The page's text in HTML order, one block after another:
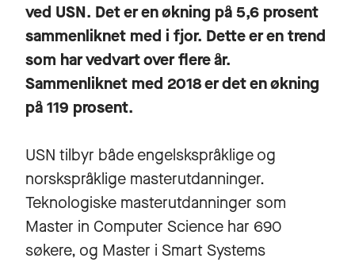
ved USN. Det er en økning på 5,6 prosent
sammenliknet med i fjor. Dette er en trend
som har vedvart over flere år.
Sammenliknet med 2018 er det en økning
på 119 prosent.
USN tilbyr både engelskspråklige og
norskspråklige masterutdanninger.
Teknologiske masterutdanninger som
Master in Computer Science har 690
søkere, og Master i Smart Systems